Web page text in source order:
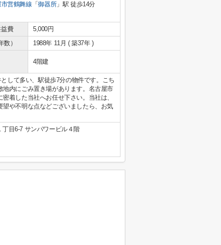
営鶴舞線 「御器所」駅 徒歩14分
費
5,000円
数） 1988年 11月 ( 築37年 )
4階建
して多い、駅徒歩7分の物件です。こち
内にごみ置き場があります。名古屋市
着した当社へお任せ下さい。当社は、
や不明な点などございましたら、お気
目6-7 サンパワービル４階